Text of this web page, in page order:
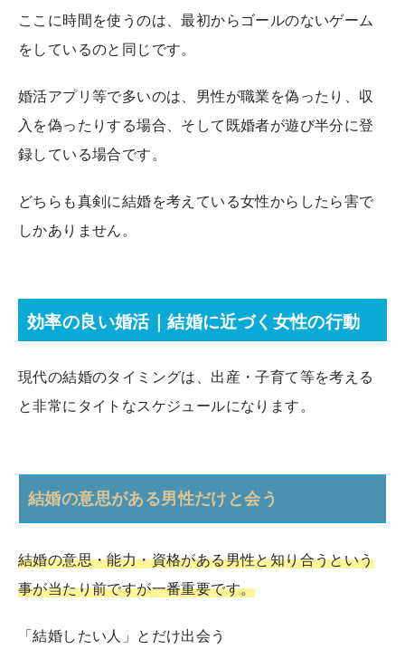
ここに時間を使うのは、最初からゴールのないゲーム
をしているのと同じです。
婚活アプリ等で多いのは、男性が職業を偽ったり、収
入を偽ったりする場合、そして既婚者が遊び半分に登
録している場合です。
どちらも真剣に結婚を考えている女性からしたら害で
しかありません。
効率の良い婚活｜結婚に近づく女性の行動
現代の結婚のタイミングは、出産・子育て等を考える
と非常にタイトなスケジュールになります。
結婚の意思がある男性だけと会う
結婚の意思・能力・資格がある男性と知り合うという
事が当たり前ですが一番重要です。
「結婚したい人」とだけ出会う